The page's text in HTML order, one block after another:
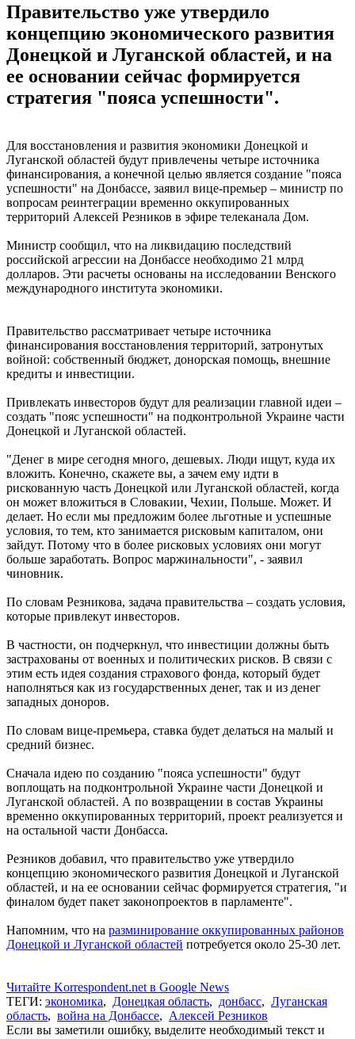
Правительство уже утвердило
концепцию экономического развития
Донецкой и Луганской областей, и на
ее основании сейчас формируется
стратегия "пояса успешности".
Для восстановления и развития экономики Донецкой и
Луганской областей будут привлечены четыре источника
финансирования, а конечной целью является создание "пояса
успешности" на Донбассе, заявил вице-премьер – министр по
вопросам реинтеграции временно оккупированных
территорий Алексей Резников в эфире телеканала Дом.
Министр сообщил, что на ликвидацию последствий
российской агрессии на Донбассе необходимо 21 млрд
долларов. Эти расчеты основаны на исследовании Венского
международного института экономики.
Правительство рассматривает четыре источника
финансирования восстановления территорий, затронутых
войной: собственный бюджет, донорская помощь, внешние
кредиты и инвестиции.
Привлекать инвесторов будут для реализации главной идеи –
создать "пояс успешности" на подконтрольной Украине части
Донецкой и Луганской областей.
"Денег в мире сегодня много, дешевых. Люди ищут, куда их
вложить. Конечно, скажете вы, а зачем ему идти в
рискованную часть Донецкой или Луганской областей, когда
он может вложиться в Словакии, Чехии, Польше. Может. И
делает. Но если мы предложим более льготные и успешные
условия, то тем, кто занимается рисковым капиталом, они
зайдут. Потому что в более рисковых условиях они могут
больше заработать. Вопрос маржинальности", - заявил
чиновник.
По словам Резникова, задача правительства – создать условия,
которые привлекут инвесторов.
В частности, он подчеркнул, что инвестиции должны быть
застрахованы от военных и политических рисков. В связи с
этим есть идея создания страхового фонда, который будет
наполняться как из государственных денег, так и из денег
западных доноров.
По словам вице-премьера, ставка будет делаться на малый и
средний бизнес.
Сначала идею по созданию "пояса успешности" будут
воплощать на подконтрольной Украине части Донецкой и
Луганской областей. А по возвращении в состав Украины
временно оккупированных территорий, проект реализуется и
на остальной части Донбасса.
Резников добавил, что правительство уже утвердило
концепцию экономического развития Донецкой и Луганской
областей, и на ее основании сейчас формируется стратегия, "и
финалом будет пакет законопроектов в парламенте".
Напомним, что на разминирование оккупированных районов
Донецкой и Луганской областей потребуется около 25-30 лет.
Читайте Korrespondent.net в Google News
ТЕГИ: экономика, Донецкая область, донбасс, Луганская
область, война на Донбассе, Алексей Резников
Если вы заметили ошибку, выделите необходимый текст и